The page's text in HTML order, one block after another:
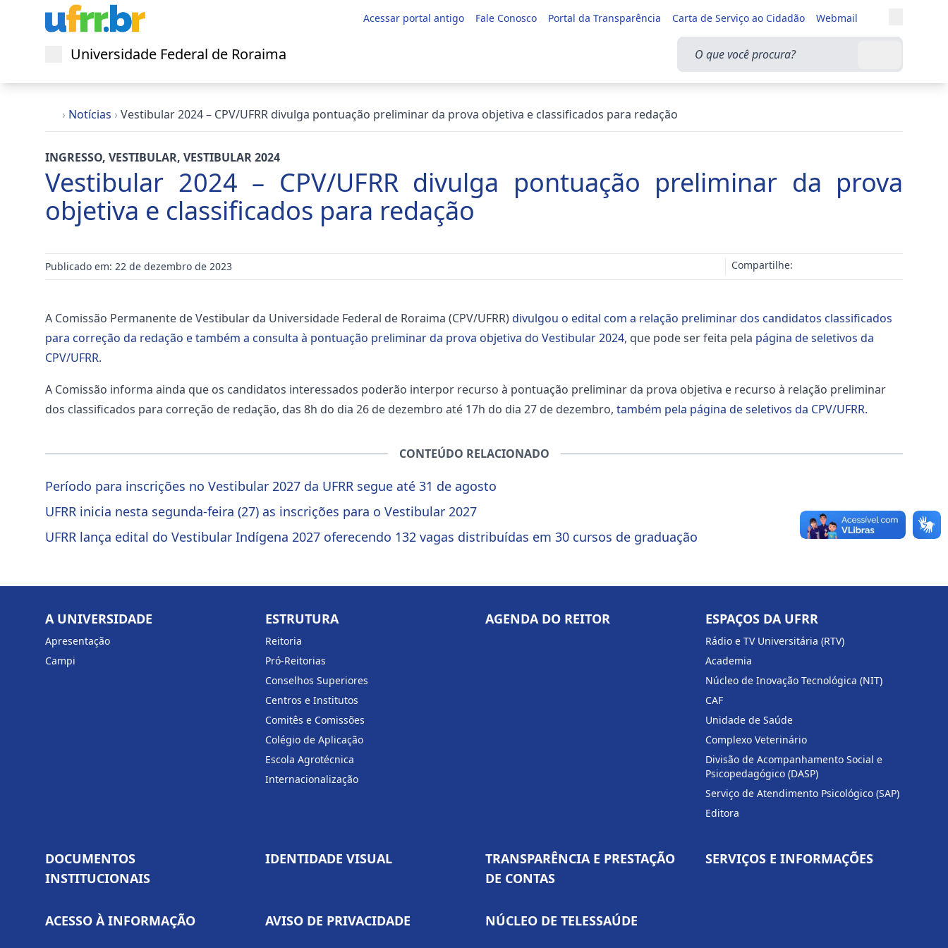
Acessar portal antigo Fale Conosco Portal da Transparência Carta de Serviço ao Cidadão Webmail
Alternar
Abrir menu
Universidade Federal de Roraima
O que você procura?
Buscar
› Notícias › Vestibular 2024 – CPV/UFRR divulga pontuação preliminar da prova objetiva e classificados para redação
INGRESSO, VESTIBULAR, VESTIBULAR 2024
Vestibular 2024 – CPV/UFRR divulga pontuação preliminar da prova
objetiva e classificados para redação
Publicado em: 22 de dezembro de 2023 Compartilhe:
A Comissão Permanente de Vestibular da Universidade Federal de Roraima (CPV/UFRR)divulgou o edital com a relação preliminar dos candidatos classificados
para correção da redação e também a consulta à pontuação preliminar da prova objetiva do Vestibular 2024, que pode ser feita pela página de seletivos da
CPV/UFRR.
A Comissão informa ainda que os candidatos interessados poderão interpor recurso à pontuação preliminar da prova objetiva e recurso à relação preliminar
dos classificados para correção de redação, das 8h do dia 26 de dezembro até 17h do dia 27 de dezembro, também pela página de seletivos da CPV/UFRR.
CONTEÚDO RELACIONADO
Período para inscrições no Vestibular 2027 da UFRR segue até 31 de agosto
UFRR inicia nesta segunda-feira (27) as inscrições para o Vestibular 2027
UFRR lança edital do Vestibular Indígena 2027 oferecendo 132 vagas distribuídas em 30 cursos de graduação
A UNIVERSIDADE
Apresentação
Campi
ESTRUTURA
Reitoria
Pró-Reitorias
Conselhos Superiores
Centros e Institutos
Comitês e Comissões
Colégio de Aplicação
Escola Agrotécnica
Internacionalização
AGENDA DO REITOR ESPAÇOS DA UFRR
Rádio e TV Universitária (RTV)
Academia
Núcleo de Inovação Tecnológica (NIT)
CAF
Unidade de Saúde
Complexo Veterinário
Divisão de Acompanhamento Social e
Psicopedagógico (DASP)
Serviço de Atendimento Psicológico (SAP)
Editora
DOCUMENTOS
INSTITUCIONAIS
IDENTIDADE VISUAL
TRANSPARÊNCIA E PRESTAÇÃO
DE CONTAS
SERVIÇOS E INFORMAÇÕES
ACESSO À INFORMAÇÃO AVISO DE PRIVACIDADE NÚCLEO DE TELESSAÚDE